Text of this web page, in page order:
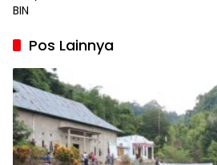
Pos Lainnya